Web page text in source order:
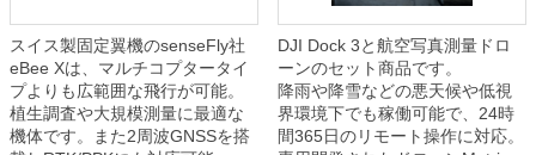
スイス製固定翼機のsenseFly社
eBee Xは、マルチコプタータイ
プよりも広範囲な飛行が可能。
植生調査や大規模測量に最適な
機体です。また2周波GNSSを搭
DJI Dock 3と航空写真測量ドロ
ーンのセット商品です。
降雨や降雪などの悪天候や低視
界環境下でも稼働可能で、24時
間365日のリモート操作に対応。